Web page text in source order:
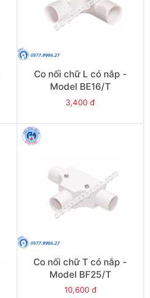
Co nối chữ L có nắp -
Model BE16/T
3,400 đ
Co nối chữ T có nắp -
Model BF25/T
10,600 đ